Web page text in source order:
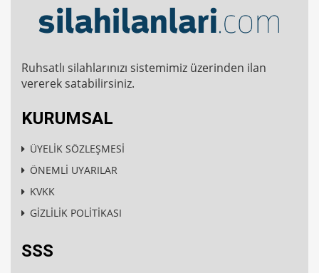
Ruhsatlı silahlarınızı sistemimiz üzerinden ilan
vererek satabilirsiniz.
KURUMSAL
ÜYELİK SÖZLEŞMESİ
ÖNEMLİ UYARILAR
KVKK
GİZLİLİK POLİTİKASI
SSS